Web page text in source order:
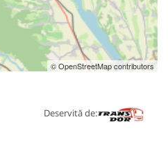
© OpenStreetMap contributors
Deservită de: